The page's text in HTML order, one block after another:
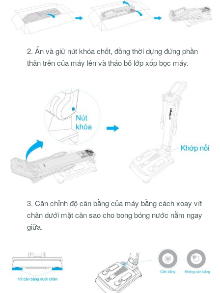
2. Ấn và giữ nút khóa chốt, đồng thời dựng đứng phần
thân trên của máy lên và tháo bỏ lớp xốp bọc máy.
3. Căn chỉnh độ cân bằng của máy bằng cách xoay vít
chân dưới mặt cân sao cho bong bóng nước nằm ngay
giữa.